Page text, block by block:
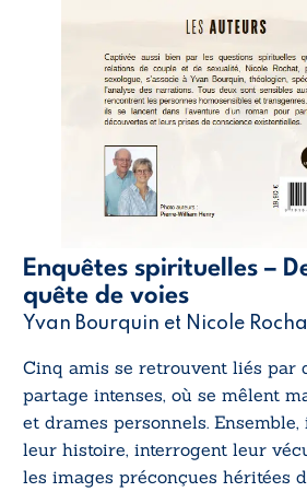
Enquêtes spirituelles –
quête de voies
Yvan Bourquin et Nicole
Cinq amis se retrouvent liés par
partage intenses, où se mêlent
et drames personnels.
leur histoire, interrogent leur
les images préconçues héritées